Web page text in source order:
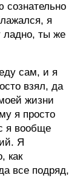
сознательно
я
ладно, ты же
сам, и я
взял, да
жизни
я просто
я вообще
Я
как
все подряд,